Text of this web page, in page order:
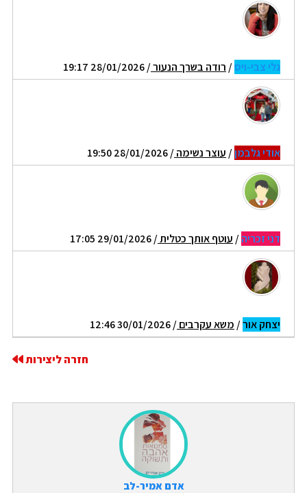
אדם אמיר-לב
גלי צבי-ויס/ רודה בשרך הנעור/ 28/01/2026 19:17
אודי גלבמן/ עוצר נשימה/ 28/01/2026 19:50
דני זכריה/ עוטף אותך כטלית/ 29/01/2026 17:05
יצחק אור/ משא עקרבים/ 30/01/2026 12:46
חזרה ליצירות